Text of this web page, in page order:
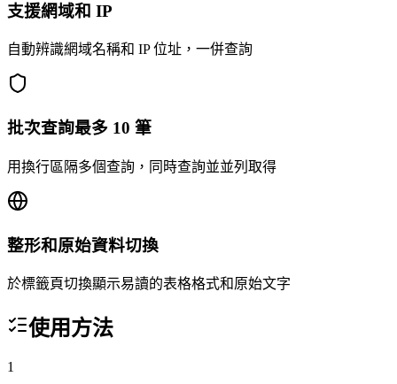
支援網域和 IP
自動辨識網域名稱和 IP 位址，一併查詢
批次查詢最多 10 筆
用換行區隔多個查詢，同時查詢並並列取得
整形和原始資料切換
於標籤頁切換顯示易讀的表格格式和原始文字
使用方法
1